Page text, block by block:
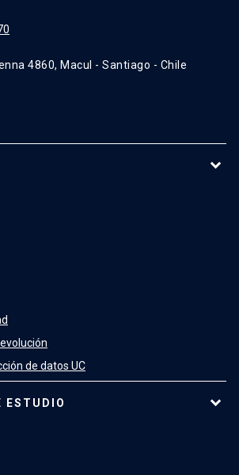
4860, Macul - Santiago - Chile
de datos UC
ESTUDIO